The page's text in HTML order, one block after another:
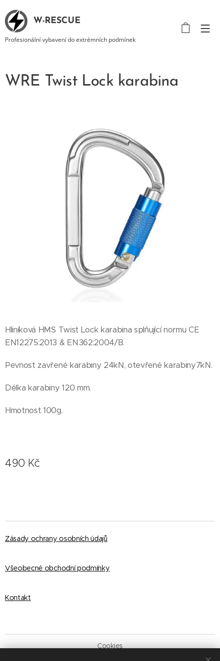
W-RESCUE
Profesionální vybavení do extrémních podmínek
WRE Twist Lock karabina
Hliníková HMS Twist Lock karabina splňující normu CE
EN12275:2013 & EN362:2004/B.
Pevnost zavřené karabiny 24kN, otevřené karabiny7kN.
Délka karabiny 120 mm.
Hmotnost 100g.
490 Kč
Zásady ochrany osobních údajů
Všeobecné obchodní podmínky
Kontakt
Cookies